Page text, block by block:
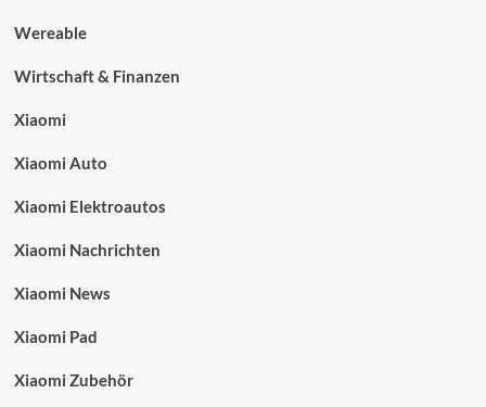
Wereable
Wirtschaft & Finanzen
Xiaomi
Xiaomi Auto
Xiaomi Elektroautos
Xiaomi Nachrichten
Xiaomi News
Xiaomi Pad
Xiaomi Zubehör